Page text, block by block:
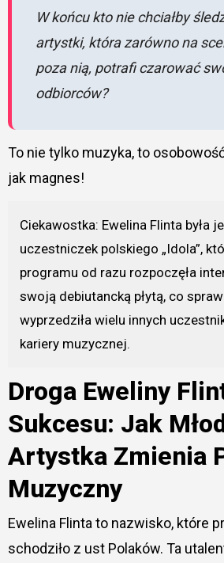
W końcu kto nie chciałby
artystki, która zarówno na
poza nią, potrafi czarować
odbiorców?
To nie tylko muzyka, to
jak magnes!
Ciekawostka: Ewelina Flinta była
uczestniczek polskiego „Idola”,
programu od razu rozpoczęła
swoją debiutancką płytą, co
wyprzedziła wielu innych
kariery muzycznej.
Droga Eweliny
Sukcesu: Jak
Artystka Zmienia
Muzyczny
Ewelina Flinta to nazwisko, które
schodziło z ust Polaków. Ta